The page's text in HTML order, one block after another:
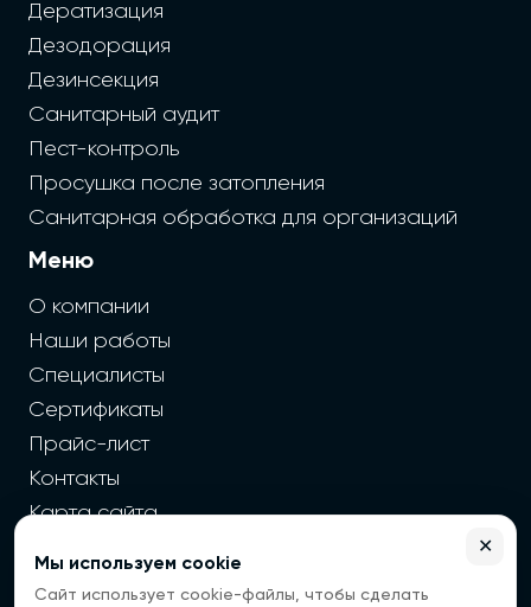
Дератизация
Дезодорация
Дезинсекция
Санитарный аудит
Пест-контроль
Просушка после затопления
Санитарная обработка для организаций
Меню
О компании
Наши работы
Специалисты
Сертификаты
Прайс-лист
Контакты
Карта сайта
2026 г. Cайт санэпидемстанции — Все права защищены
Мы используем cookie
Сайт использует cookie-файлы, чтобы сделать
✕